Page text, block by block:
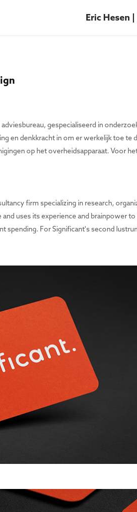
Eric Hesen
gespecialiseerd in
en denkkracht in om er werkelijk toe
op het overheidsapparaat. Voor
firm specializing in research,
uses its experience and brainpower
spending. For Significant's second